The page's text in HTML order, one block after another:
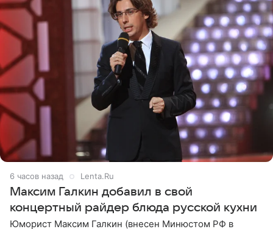
6 часов назад Lenta.Ru
Максим Галкин добавил в свой
концертный райдер блюда русской кухни
Юморист Максим Галкин (внесен Минюстом РФ в